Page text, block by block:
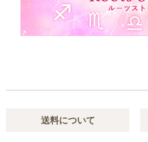
送料について